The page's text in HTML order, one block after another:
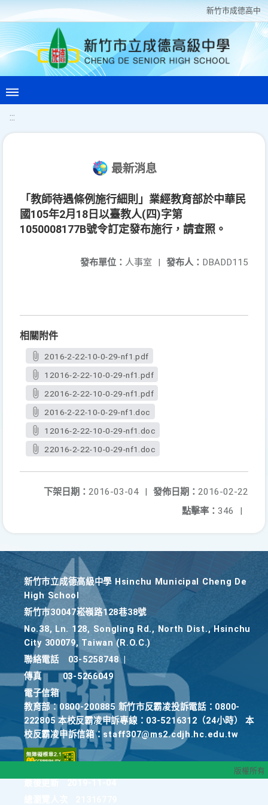
新竹巿成德高中
:::
最新消息
「教師待遇條例施行細則」業經教育部於中華民
國105年2月18日以臺教人(四)字第
1050008177B號令訂定發布施行，請查照。
發布人： DBADD115
發布單位： 人事室 |
相關附件
2016-2-22-10-0-29-nf1.pdf
12016-2-22-10-0-29-nf1.pdf
22016-2-22-10-0-29-nf1.pdf
2016-2-22-10-0-29-nf1.doc
12016-2-22-10-0-29-nf1.doc
22016-2-22-10-0-29-nf1.doc
發佈日期： 2016-02-22
下架日期： 2016-03-04
|
點擊率： 346 |
新竹巿立成德高級中學 Hsinchu Municipal Cheng De
High School
新竹巿30047崧嶺路128巷38號
No.38, Ln. 128, Songling Rd., North Dist., Hsinchu
City 300079, Taiwan (R.O.C.)
聯絡電話
03-5258748
傳真
03-5266049
電子信箱
教育部：0800-200885 新竹市反霸凌投訴電話：0800-
222805 本校反霸凌申訴專線：03-5216312（24小時） 本
校反霸凌申訴信箱：staff307@ms2.cdjh.hc.edu.tw
版權所有